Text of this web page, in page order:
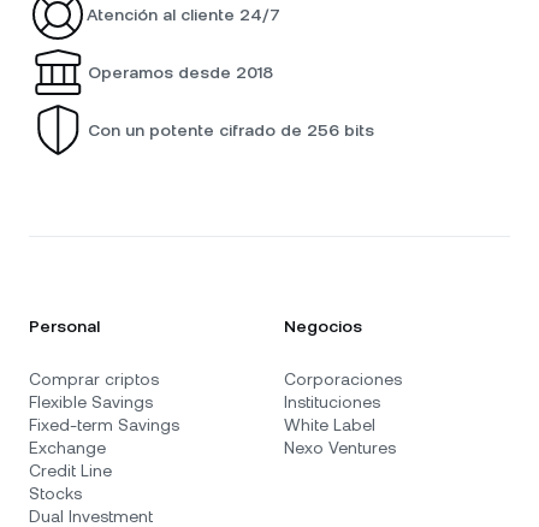
Atención al cliente 24/7
Operamos desde 2018
Con un potente cifrado de 256 bits
Personal
Comprar criptos
Flexible Savings
Fixed-term Savings
Exchange
Credit Line
Stocks
Dual Investment
Negocios
Corporaciones
Instituciones
White Label
Nexo Ventures